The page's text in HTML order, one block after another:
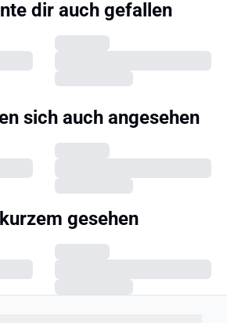
dir auch gefallen
sich auch angesehen
gesehen